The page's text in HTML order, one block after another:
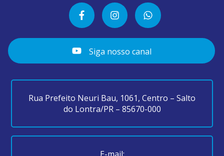
Siga nosso canal
Rua Prefeito Neuri Bau, 1061, Centro – Salto
do Lontra/PR – 85670-000